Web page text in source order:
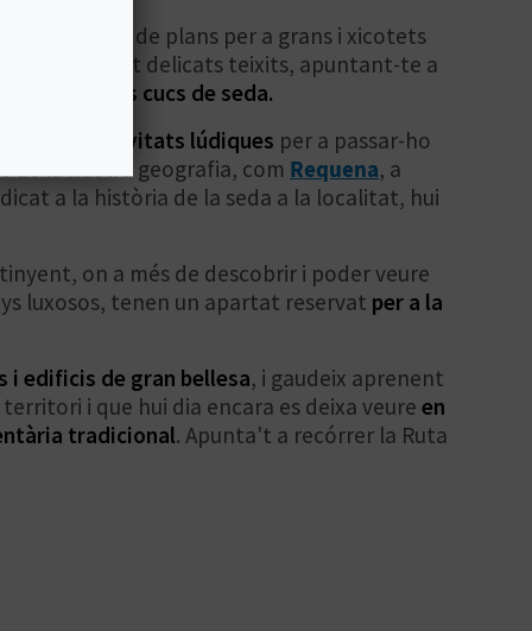
nombre de plans per a grans i xicotets
pintant delicats teixits, apuntant-te a
la cria dels cucs de seda.
o a activitats lúdiques per a passar-ho
de la nostra geografia, com Requena, a
a la història de la seda a la localitat, hui
on a més de descobrir i poder veure
luxosos, tenen un apartat reservat per a la
i edificis de gran bellesa, i gaudeix aprenent
i que hui dia encara es deixa veure en
tradicional. Apunta't a recórrer la Ruta